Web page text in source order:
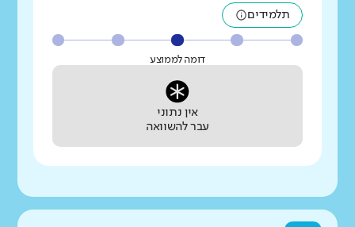
תלמידים
דומה לממוצע
אין נתוני
עבר להשוואה